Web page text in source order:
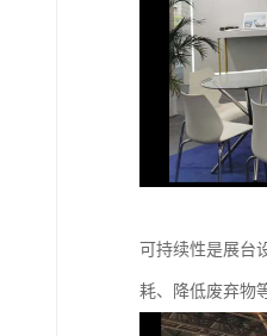
可持续性是展台
耗、降低废弃物